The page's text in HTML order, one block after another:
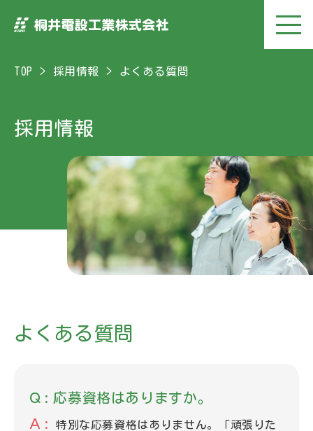
TOP 採用情報 よくある質問
採用情報
よくある質問
応募資格はありますか。
特別な応募資格はありません。「頑張りた